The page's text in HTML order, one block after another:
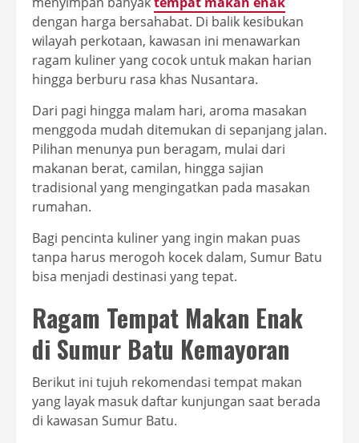
dengan harga bersahabat. Di balik kesibukan
wilayah perkotaan, kawasan ini menawarkan
ragam kuliner yang cocok untuk makan harian
hingga berburu rasa khas Nusantara.
Dari pagi hingga malam hari, aroma masakan
menggoda mudah ditemukan di sepanjang jalan.
Pilihan menunya pun beragam, mulai dari
makanan berat, camilan, hingga sajian
tradisional yang mengingatkan pada masakan
rumahan.
Bagi pencinta kuliner yang ingin makan puas
tanpa harus merogoh kocek dalam, Sumur Batu
bisa menjadi destinasi yang tepat.
Ragam Tempat Makan Enak
di Sumur Batu Kemayoran
Berikut ini tujuh rekomendasi tempat makan
yang layak masuk daftar kunjungan saat berada
di kawasan Sumur Batu.